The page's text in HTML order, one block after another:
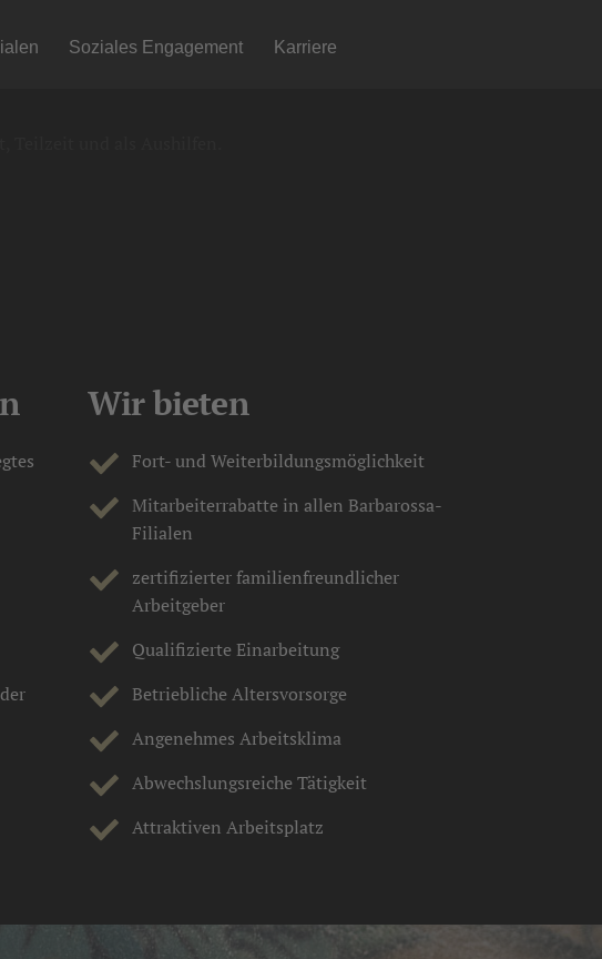
Soziales Engagement Karriere
(M/W/D)
Wir bieten
Fort- und Weiterbildungsmöglichkeit
Mitarbeiterrabatte in allen Barbarossa-
Filialen
zertifizierter familienfreundlicher
Arbeitgeber
Qualifizierte Einarbeitung
Betriebliche Altersvorsorge
Angenehmes Arbeitsklima
Abwechslungsreiche Tätigkeit
Attraktiven Arbeitsplatz